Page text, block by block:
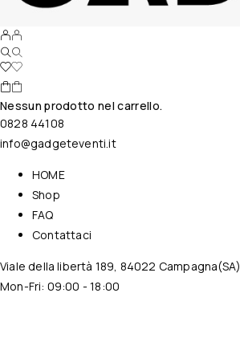
Nessun prodotto nel carrello.
0828 44108
info@gadgeteventi.it
HOME
Shop
FAQ
Contattaci
Viale della libertà 189, 84022 Campagna(SA)
Mon-Fri: 09:00 - 18:00